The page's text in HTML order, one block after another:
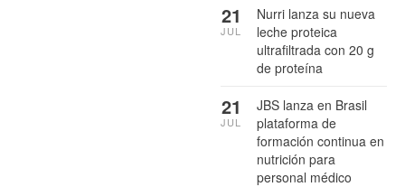
Nurri lanza su nueva
leche proteica
ultrafiltrada con 20 g
de proteína
21
JUL
JBS lanza en Brasil
plataforma de
formación continua en
nutrición para
personal médico
21
JUL